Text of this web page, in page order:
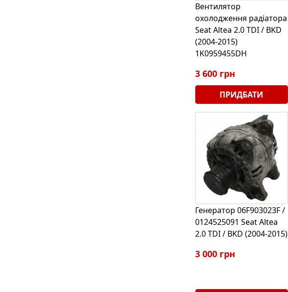
Вентилятор
охолодження радіатора
Seat Altea 2.0 TDI / BKD
(2004-2015)
1K0959455DH
3 600 грн
ПРИДБАТИ
Генератор 06F903023F /
0124525091 Seat Altea
2.0 TDI / BKD (2004-2015)
3 000 грн